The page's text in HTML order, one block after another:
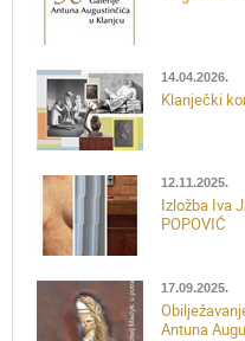
14.04.2026.
Klanječki
12.11.2025.
Izložba Iva
POPOVIĆ
17.09.2025.
Antuna